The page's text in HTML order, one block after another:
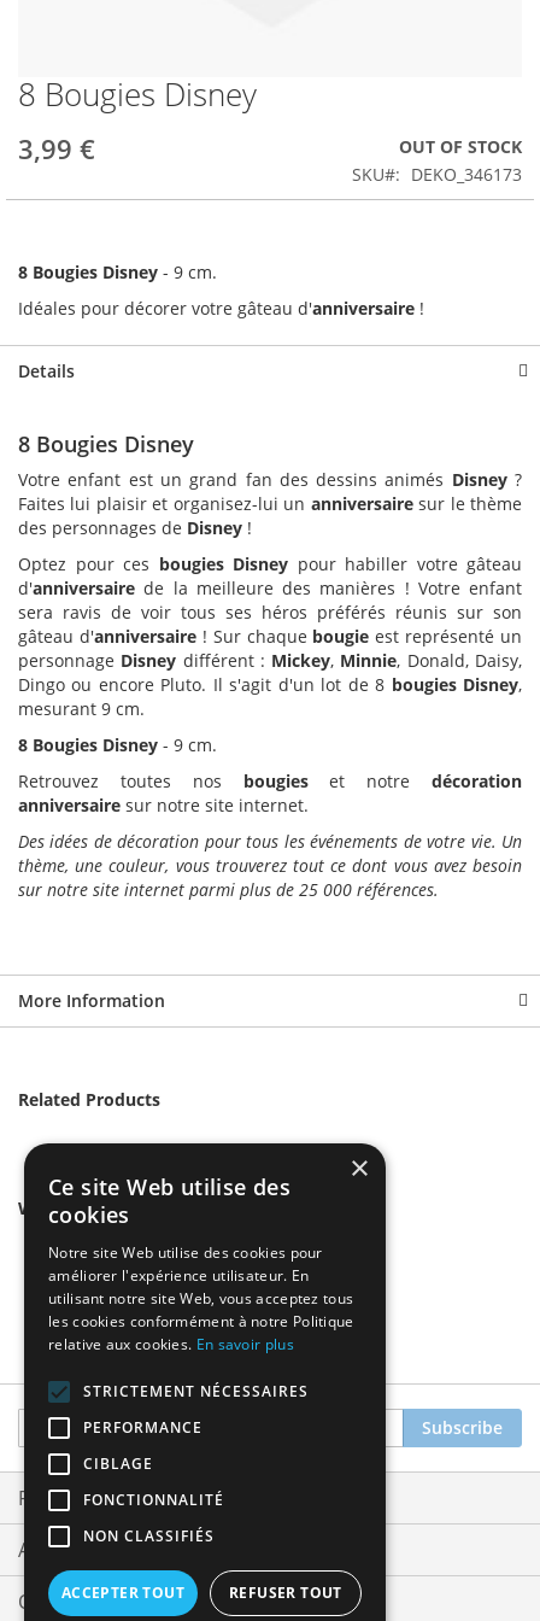
Skip
to
the
beginning
8 Bougies Disney
3,99 €
OUT OF STOCK
SKU
DEKO_346173
8 Bougies Disney - 9 cm.
Idéales pour décorer votre gâteau d'anniversaire !
Details
8 Bougies Disney
Votre enfant est un grand fan des dessins animés Disney?
Faites lui plaisir et organisez-lui un anniversairesur le thème
des personnages de Disney !
Optez pour ces bougies Disney pour habiller votre gâteau
d'anniversaire de la meilleure des manières ! Votre enfant
sera ravis de voir tous ses héros préférés réunis sur son
gâteau d'anniversaire! Sur chaque bougie est représenté un
personnage Disney différent : Mickey, Minnie, Donald, Daisy,
Dingo ou encore Pluto. Il s'agit d'un lot de 8 bougies Disney,
mesurant 9 cm.
8 Bougies Disney - 9 cm.
Retrouvez toutes nos bougieset notre décoration
anniversaire sur notre site internet.
Des idées de décoration pour tous les événements de votre vie. Un
thème, une couleur, vous trouverez tout ce dont vous avez besoin
sur notre site internet parmi plus de 25 000 références.
More Information
Related Products
We found other products you might like!
Sign
Up
for
Our
Newsletter:
Subscribe
Privacy and Cookie Policy
Advanced Search
Orders and Returns
×
Ce site Web utilise des
cookies
Notre site Web utilise des cookies pour
améliorer l'expérience utilisateur. En
utilisant notre site Web, vous acceptez tous
les cookies conformément à notre Politique
relative aux cookies. En savoir plus
STRICTEMENT NÉCESSAIRES
PERFORMANCE
CIBLAGE
FONCTIONNALITÉ
NON CLASSIFIÉS
ACCEPTER TOUT REFUSER TOUT